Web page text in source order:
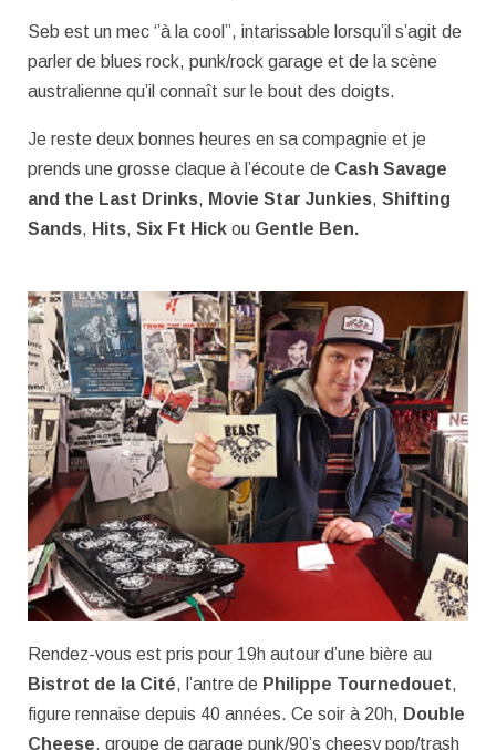
Seb est un mec ‘’à la cool’’, intarissable lorsqu’il s’agit de
parler de blues rock, punk/rock garage et de la scène
australienne qu’il connaît sur le bout des doigts.
Je reste deux bonnes heures en sa compagnie et je
prends une grosse claque à l’écoute de Cash Savage
and the Last Drinks, Movie Star Junkies, Shifting
Sands, Hits, Six Ft Hick ou Gentle Ben.
Rendez-vous est pris pour 19h autour d’une bière au
Bistrot de la Cité, l’antre de Philippe Tournedouet,
figure rennaise depuis 40 années. Ce soir à 20h, Double
Cheese, groupe de garage punk/90’s cheesy pop/trash